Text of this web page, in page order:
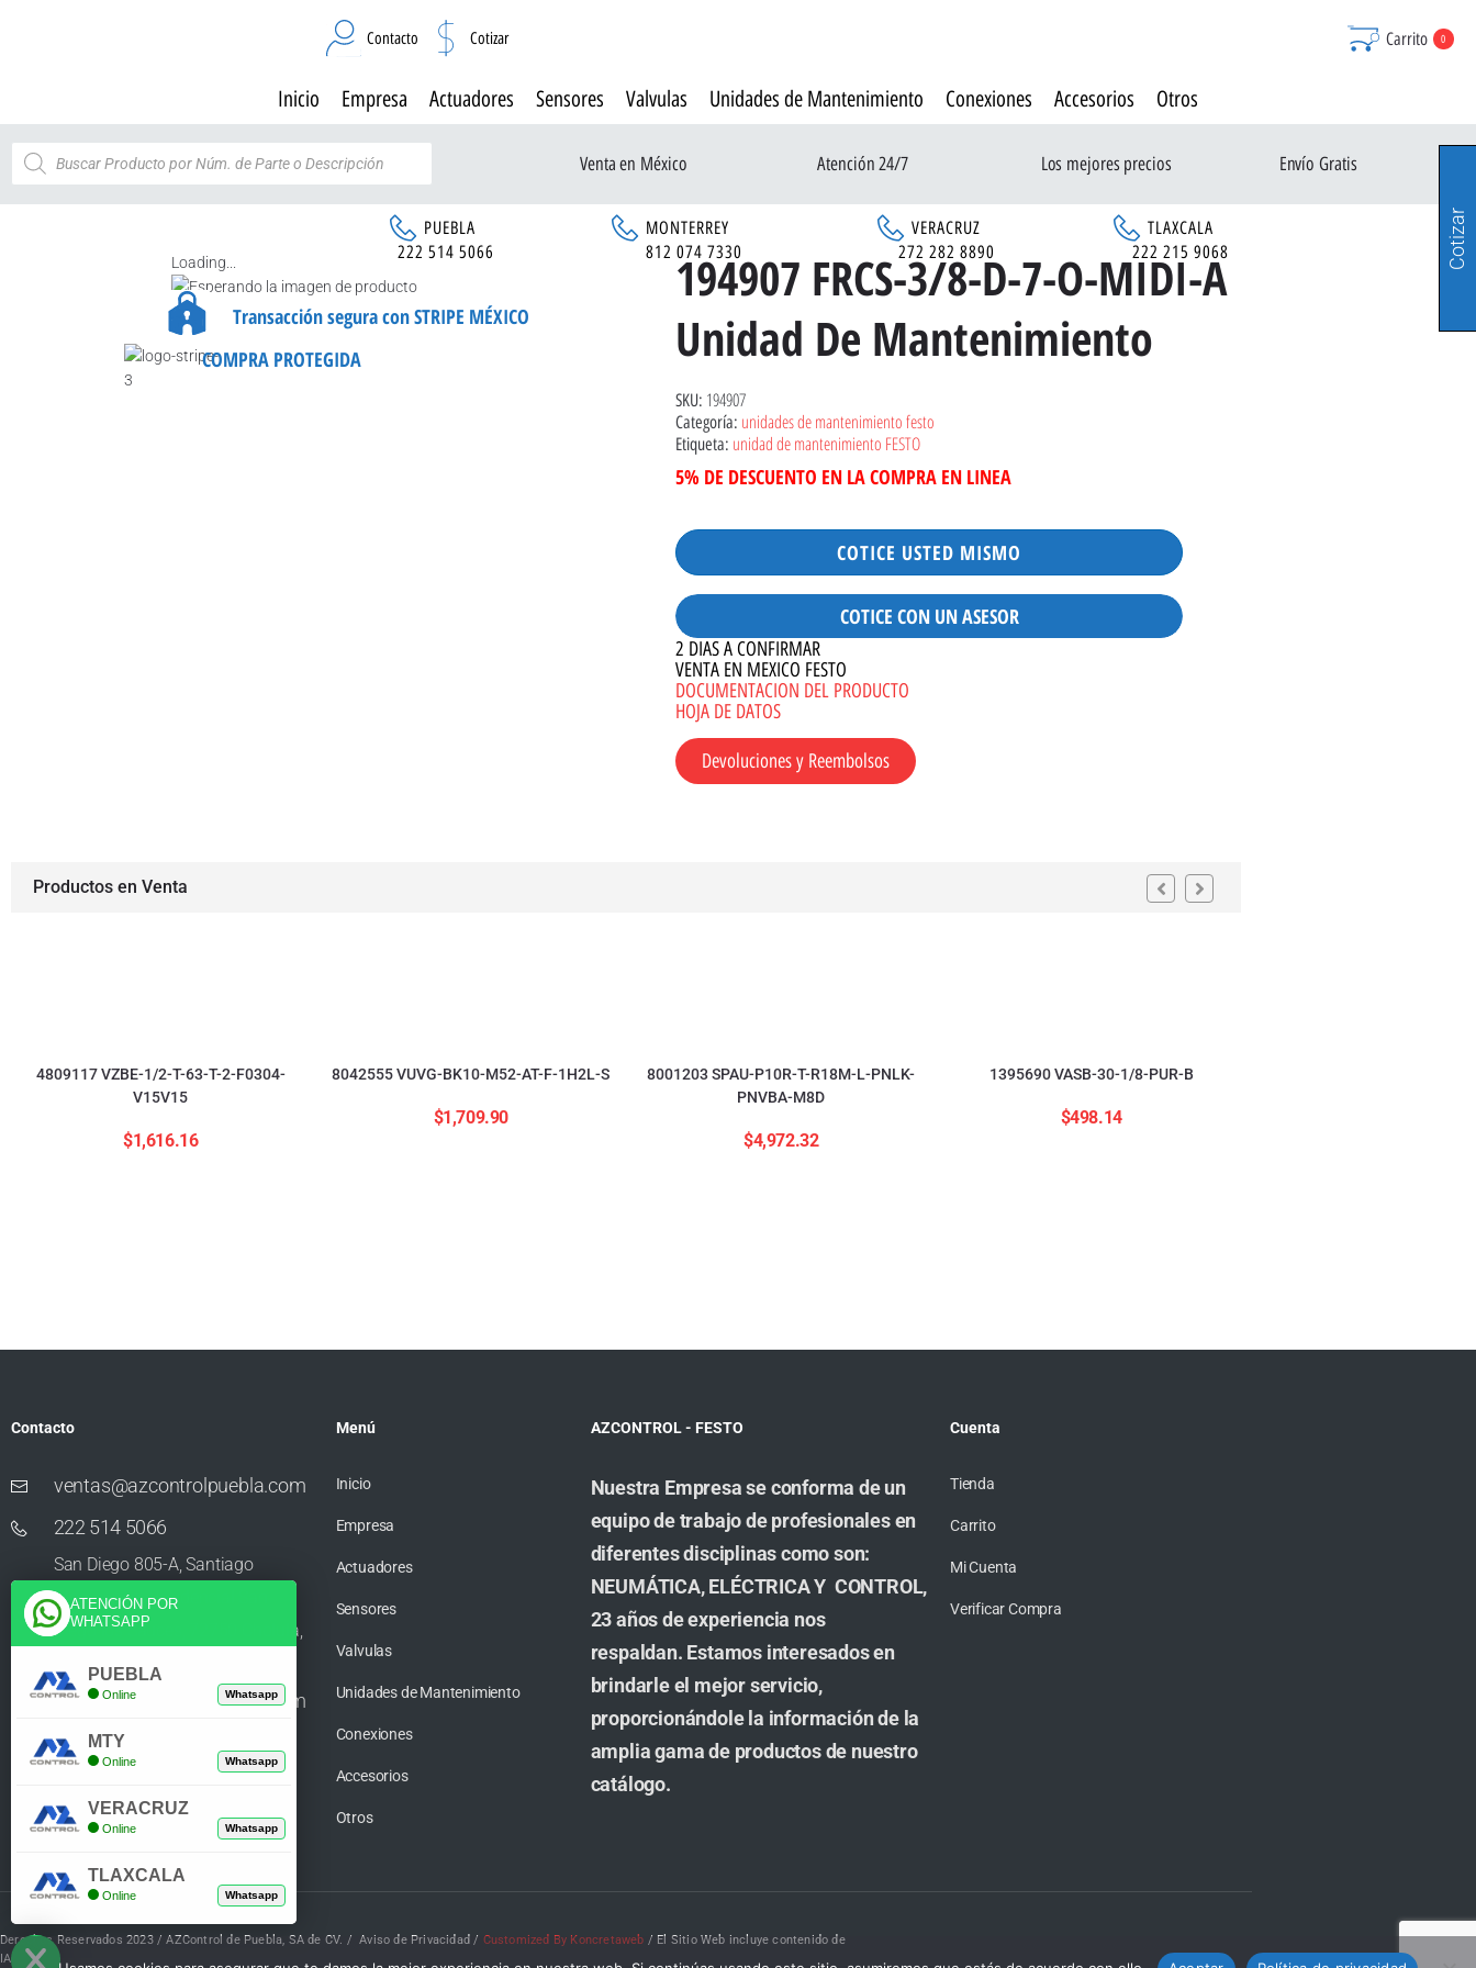
Contacto Cotizar Carrito 0
Inicio Empresa Actuadores Sensores Valvulas Unidades de Mantenimiento Conexiones Accesorios Otros
Venta en México Atención 24/7 Los mejores precios Envío Gratis
PUEBLA MONTERREY VERACRUZ
TLAXCALA
222 514 5066
812 074 7330 272 282 8890 222 215 9068
Loading...
Transacción segura con STRIPE MÉXICO
COMPRA PROTEGIDA
194907 FRCS-3/8-D-7-O-MIDI-A
Unidad De Mantenimiento
SKU: 194907
Categoría: unidades de mantenimiento festo
Etiqueta: unidad de mantenimiento FESTO
5% DE DESCUENTO EN LA COMPRA EN LINEA
COTICE USTED MISMO
COTICE CON UN ASESOR
2 DIAS A CONFIRMAR
VENTA EN MEXICO FESTO
DOCUMENTACION DEL PRODUCTO
HOJA DE DATOS
Devoluciones y Reembolsos
Productos en Venta
4809117 VZBE-1/2-T-63-T-2-F0304-
V15V15
$1,616.16
8042555 VUVG-BK10-M52-AT-F-1H2L-S
$1,709.90
8001203 SPAU-P10R-T-R18M-L-PNLK-
PNVBA-M8D
$4,972.32
1395690 VASB-30-1/8-PUR-B
$498.14
Contacto
ventas@azcontrolpuebla.com
222 514 5066
San Diego 805-A, Santiago
Momoxpan, Residencial San
Diego los Sauces, 72750 Cholula,
Puebla
ventas@azcontrolpuebla.com
272 282 8890
Orizaba, Veracruz
Menú
Inicio
Empresa
Actuadores
Sensores
Valvulas
Unidades de Mantenimiento
Conexiones
Accesorios
Otros
AZCONTROL - FESTO
Nuestra Empresa se conforma de un
equipo de trabajo de profesionales en
diferentes disciplinas como son:
NEUMÁTICA, ELÉCTRICA Y CONTROL,
23 años de experiencia nos
respaldan. Estamos interesados en
brindarle el mejor servicio,
proporcionándole la información de la
amplia gama de productos de nuestro
catálogo.
Cuenta
Tienda
Carrito
Mi Cuenta
Verificar Compra
Derechos Reservados 2023 / AZControl de Puebla, SA de CV. /Aviso de Privacidad / Customized By Koncretaweb / El Sitio Web incluye contenido de
IA
Cotizar
ATENCIÓN POR
WHATSAPP
PUEBLA
Online Whatsapp
MTY
Online Whatsapp
VERACRUZ
Online Whatsapp
TLAXCALA
Online Whatsapp